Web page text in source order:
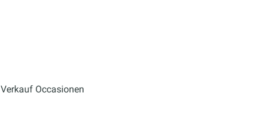
Verkauf Occasionen